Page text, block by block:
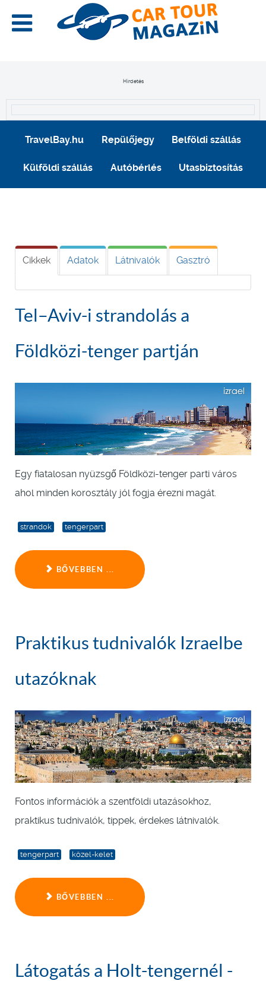
Hirdetés
TravelBay.hu Repülőjegy Belföldi szállás
Külföldi szállás Autóbérlés Utasbiztosítás
Cikkek Adatok Látnivalók Gasztró
Tel–Aviv-i strandolás a
Földközi-tenger partján
Egy fiatalosan nyüzsgő Földközi-tenger parti város
ahol minden korosztály jól fogja érezni magát.
strandok tengerpart
BŐVEBBEN ...
Praktikus tudnivalók Izraelbe
utazóknak
Fontos információk a szentföldi utazásokhoz,
praktikus tudnivalók, tippek, érdekes látnivalók.
tengerpart közel-kelet
BŐVEBBEN ...
Látogatás a Holt-tengernél -